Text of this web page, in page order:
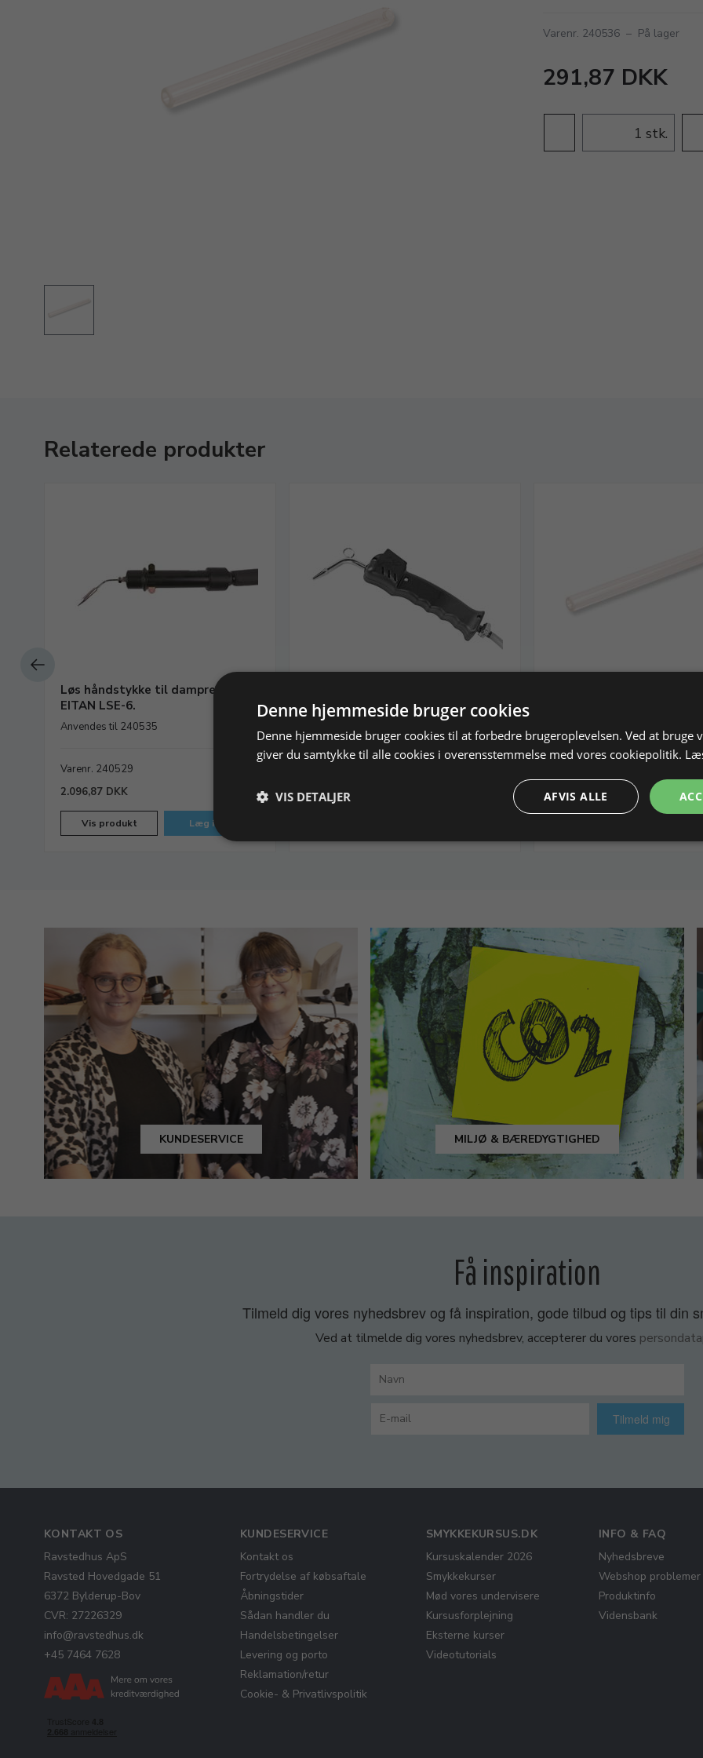
Varenr. 240536 – På lager
291,87 DKK
stk.
Relaterede produkter
Løs håndstykke til damprenser
EITAN LSE-6.
Anvendes til 240535
Varenr. 240529
2.096,87 DKK
Vis produkt Læg i kurv
damprenser til LSE-6
2.103,12 DKK
291,87 DKK
KUNDESERVICE MILJØ & BÆREDYGTIGHED
Få inspiration
Tilmeld dig vores nyhedsbrev og få inspiration, gode tilbud og tips til din
Ved at tilmelde dig vores nyhedsbrev, accepterer du vores
Tilmeld mig
KONTAKT OS
Ravstedhus ApS
Ravsted Hovedgade 51
6372 Bylderup-Bov
CVR: 27226329
info@ravstedhus.dk
+45 7464 7628
KUNDESERVICE
Kontakt os
Fortrydelse af købsaftale
Åbningstider
Sådan handler du
Handelsbetingelser
Levering og porto
Reklamation/retur
Cookie- & Privatlivspolitik
SMYKKEKURSUS.DK
Kursuskalender 2026
Smykkekurser
Mød vores undervisere
Kursusforplejning
Eksterne kurser
Videotutorials
INFO & FAQ
Nyhedsbreve
Webshop problemer
Produktinfo
Vidensbank
Denne hjemmeside bruger cookies
Denne hjemmeside bruger cookies til at forbedre brugeroplevelsen. Ved at bruge
giver du samtykke til alle cookies i overensstemmelse med vores cookiepolitik.
AFVIS ALLE
VIS DETALJER